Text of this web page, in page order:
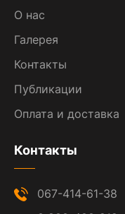
О нас
Галерея
Контакты
Публикации
Оплата и доставка
Контакты
067-414-61-38